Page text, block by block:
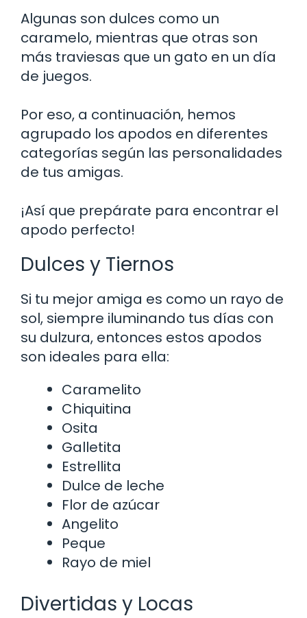
Algunas son dulces como un
caramelo, mientras que otras son
más traviesas que un gato en un día
de juegos.
Por eso, a continuación, hemos
agrupado los apodos en diferentes
categorías según las personalidades
de tus amigas.
¡Así que prepárate para encontrar el
apodo perfecto!
Dulces y Tiernos
Si tu mejor amiga es como un rayo de
sol, siempre iluminando tus días con
su dulzura, entonces estos apodos
son ideales para ella:
Caramelito
Chiquitina
Osita
Galletita
Estrellita
Dulce de leche
Flor de azúcar
Angelito
Peque
Rayo de miel
Divertidas y Locas